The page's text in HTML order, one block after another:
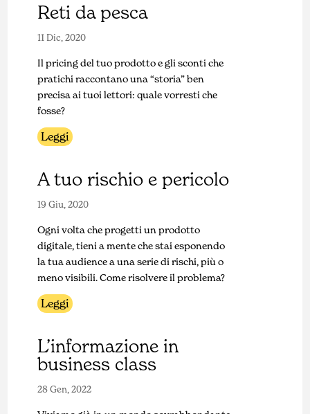
Reti da pesca
11 Dic, 2020
Il pricing del tuo prodotto e gli sconti che
pratichi raccontano una “storia” ben
precisa ai tuoi lettori: quale vorresti che
fosse?
Leggi
A tuo rischio e pericolo
19 Giu, 2020
Ogni volta che progetti un prodotto
digitale, tieni a mente che stai esponendo
la tua audience a una serie di rischi, più o
meno visibili. Come risolvere il problema?
Leggi
L’informazione in
business class
28 Gen, 2022